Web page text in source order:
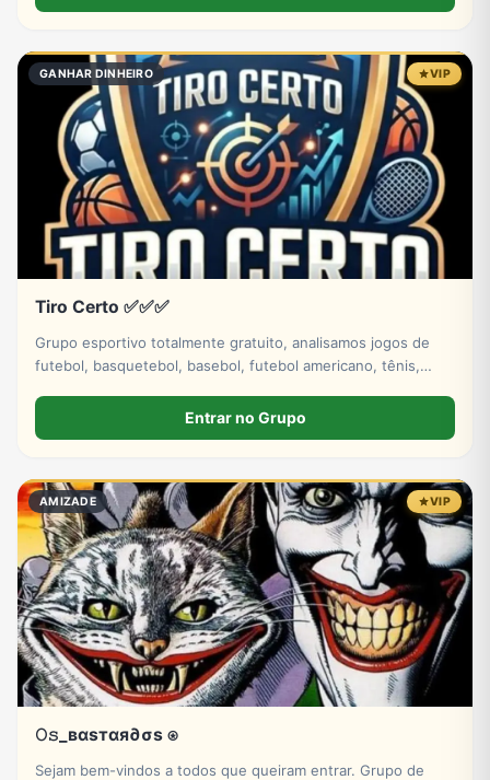
GANHAR DINHEIRO VIP
Tiro Certo ✅✅✅
Grupo esportivo totalmente gratuito, analisamos jogos de
futebol, basquetebol, basebol, futebol americano, tênis,
Entrar no Grupo
AMIZADE VIP
𝙾𝚜_вαѕтαя∂σѕ ⍟
Sejam bem-vindos a todos que queiram entrar. Grupo de